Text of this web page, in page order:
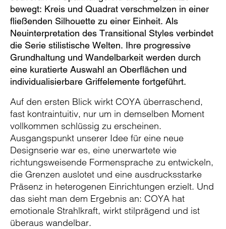
bewegt: Kreis und Quadrat verschmelzen in einer
fließenden Silhouette zu einer Einheit. Als
Neuinterpretation des Transitional Styles verbindet
die Serie stilistische Welten. Ihre progressive
Grundhaltung und Wandelbarkeit werden durch
eine kuratierte Auswahl an Oberflächen und
individualisierbare Griffelemente fortgeführt.
Auf den ersten Blick wirkt COYA überraschend,
fast kontraintuitiv, nur um in demselben Moment
vollkommen schlüssig zu erscheinen.
Ausgangspunkt unserer Idee für eine neue
Designserie war es, eine unerwartete wie
richtungsweisende Formensprache zu entwickeln,
die Grenzen auslotet und eine ausdrucksstarke
Präsenz in heterogenen Einrichtungen erzielt. Und
das sieht man dem Ergebnis an: COYA hat
emotionale Strahlkraft, wirkt stilprägend und ist
überaus wandelbar.